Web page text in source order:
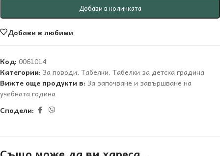
Добави в количката
Добави в любими
Код: 0061014
Категории: За поводи, Табелки, Табелки за детска градина
Вижте още продукти в: За започване и завършване на
учебната година
Сподели: